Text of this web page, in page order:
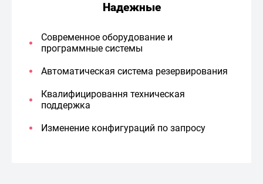
Надежные
Современное оборудование и
программные системы
Автоматическая система резервирования
Квалифицировання техническая
поддержка
Изменение конфигураций по запросу